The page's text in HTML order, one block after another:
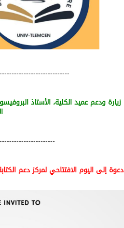
زيارة ودعم عميد الكلية، الأستاذ
دعوة إلى اليوم الافتتاحي لمركز دعم